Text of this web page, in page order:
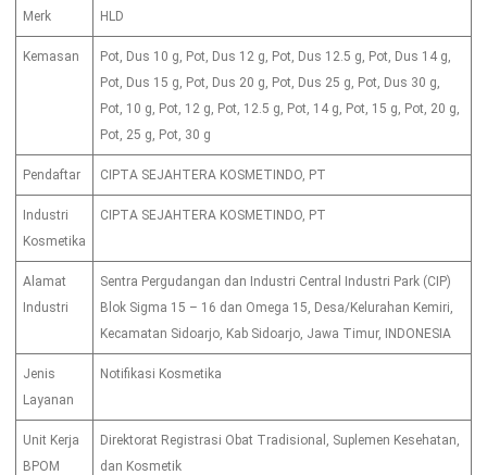
Merk HLD
Kemasan
Pot, Dus 10 g, Pot, Dus 12 g, Pot, Dus 12.5 g, Pot, Dus 14 g,
Pot, Dus 15 g, Pot, Dus 20 g, Pot, Dus 25 g, Pot, Dus 30 g,
Pot, 10 g, Pot, 12 g, Pot, 12.5 g, Pot, 14 g, Pot, 15 g, Pot, 20 g,
Pot, 25 g, Pot, 30 g
Pendaftar CIPTA SEJAHTERA KOSMETINDO, PT
Industri
Kosmetika
CIPTA SEJAHTERA KOSMETINDO, PT
Alamat
Industri
Sentra Pergudangan dan Industri Central Industri Park (CIP)
Blok Sigma 15 – 16 dan Omega 15, Desa/Kelurahan Kemiri,
Kecamatan Sidoarjo, Kab Sidoarjo, Jawa Timur, INDONESIA
Jenis
Layanan
Notifikasi Kosmetika
Unit Kerja
BPOM
Direktorat Registrasi Obat Tradisional, Suplemen Kesehatan,
dan Kosmetik